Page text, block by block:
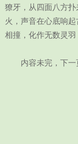
獠牙，从四面八方
火，声音在心底响
相撞，化作无数灵羽
内容未完，下一